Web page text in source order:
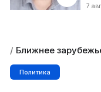
7
/ Ближнее
Политика